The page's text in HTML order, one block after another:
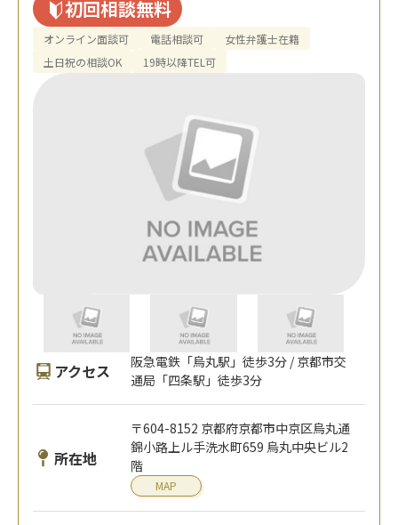
初回相談無料
オンライン面談可 電話相談可
女性弁護士在籍
土日祝の相談OK
19時以降TEL可
アクセス
阪急電鉄「烏丸駅」徒歩3分 / 京都市交
通局「四条駅」徒歩3分
所在地
〒604-8152 京都府京都市中京区烏丸通
錦小路上ル手洗水町659 烏丸中央ビル2
階
MAP